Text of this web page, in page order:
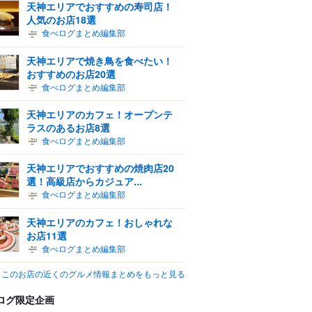
天神エリアでおすすめの寿司店！
人気のお店18選
食べログまとめ編集部
天神エリアで焼き鳥を食べたい！
おすすめのお店20選
食べログまとめ編集部
天神エリアのカフェ！オープンテ
ラスのあるお店8選
食べログまとめ編集部
天神エリアでおすすめの焼肉店20
選！高級店からカジュア...
食べログまとめ編集部
天神エリアのカフェ！おしゃれな
お店11選
食べログまとめ編集部
このお店の近くのグルメ情報まとめをもっと見る
グ限定企画